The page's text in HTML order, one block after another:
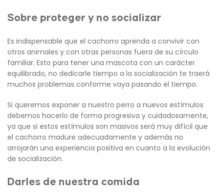
Sobre proteger y no socializar
Es indispensable que el cachorro aprenda a convivir con
otros animales y con otras personas fuera de su círculo
familiar. Esto para tener una mascota con un carácter
equilibrado, no dedicarle tiempo a la socialización te traerá
muchos problemas conforme vaya pasando el tiempo.
Si queremos exponer a nuestro perro a nuevos estímulos
debemos hacerlo de forma progresiva y cuidadosamente,
ya que si estos estímulos son masivos será muy difícil que
el cachorro madure adecuadamente y además no
arrojarán una experiencia positiva en cuanto a la evolución
de socialización.
Darles de nuestra comida